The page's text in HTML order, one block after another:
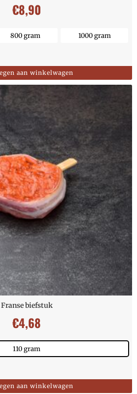
€8,90
800 gram 1000 gram
aan winkelwagen
Franse biefstuk
€4,68
110 gram
aan winkelwagen